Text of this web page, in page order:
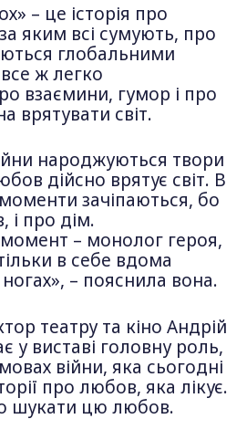
– це історія про
яким всі сумують, про
глобальними
ж легко
взаємини, гумор і про
врятувати світ.
народжуються твори
дійсно врятує світ. В
зачіпаються, бо
і про дім.
– монолог героя,
в себе вдома
– пояснила вона.
театру та кіно Андрій
у виставі головну роль,
війни, яка сьогодні
про любов, яка лікує.
шукати цю любов.